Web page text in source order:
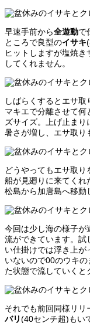
早速手前から全遊動で
ところで良型のイサキ
ヒットしますが塩焼
してくれません。
しばらくするとエサ取
マキエで分離させて
ズサイズ。上げ止ま
暑さが増し、エサ取り
どうやってもエサ取り
船が見廻りに来てくれ
松島から加唐島へ移動
今回は少し海の様子が
流ができています。試
い仕掛けでは浮き上
いないので00のウキ
た状態で流していくと
それでも前回同様リ
バリ(40センチ超)もい